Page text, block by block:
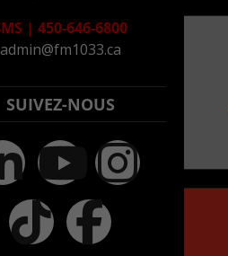
| 450-646-6800
admin@fm1033.ca
SUIVEZ-NOUS